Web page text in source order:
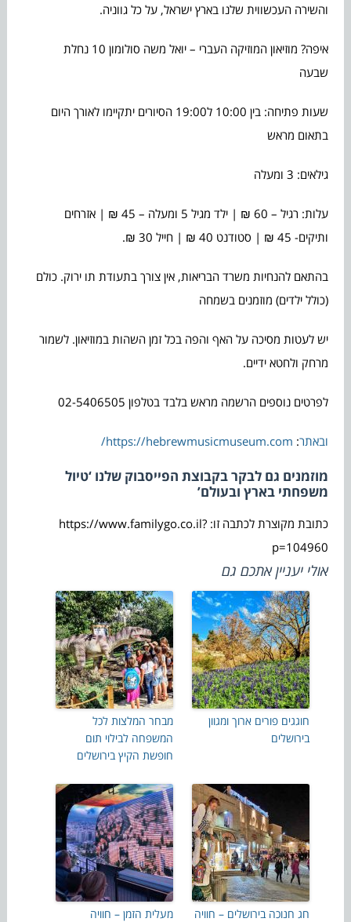
והשירה העכשווית שלנו בארץ ישראל, על כל גווניה.
איפה? מוזיאון המוזיקה העברי – יואל משה סולומון 10 נחלת
שבעה
שעות פתיחה: בין 10:00 ל19:00 הסיורים יתקיימו לאורך היום
בתאום מראש
גילאים: 3 ומעלה
עלות: רגיל – 60 ₪ | ילד מגיל 5 ומעלה – 45 ₪ | אזרחים
ותיקים- 45 ₪ | סטודנט 40 ₪ | חייל 30 ₪.
בהתאם להנחיות משרד הבריאות, אין צורך בתעודת תו ירוק. כולם
(כולל ילדים) מוזמנים בשמחה
יש לעטות מסיכה על האף והפה בכל זמן השהות במוזיאון. לשמור
מרחק ולחטא ידיים.
לפרטים נוספים הרשמה מראש בלבד בטלפון 02-5406505
ובאתר:
https://hebrewmusicmuseum.com/
מוזמנים גם לבקר בקבוצת הפייסבוק שלנו ‘טיול
משפחתי בארץ ובעולם’
כתובת מקוצרת לכתבה זו: https://www.familygo.co.il?
p=104960
אולי יעניין אתכם גם
חוגגים פורים ארוך ומגוון
בירושלים
מבחר המלצות לכל
המשפחה לבילוי תום
חופשת הקיץ בירושלים
חג חנוכה בירושלים – חוויה
מעלית הזמן – חוויה